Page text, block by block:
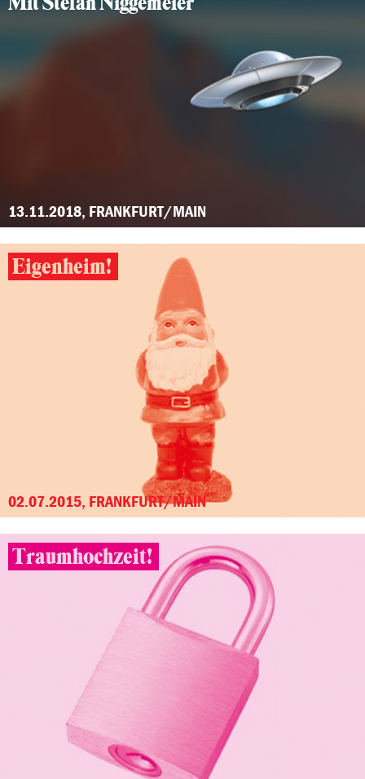
13.11.2018, FRANKFURT/MAIN
Eigenheim!
02.07.2015, FRANKFURT/MAIN
Traumhochzeit!